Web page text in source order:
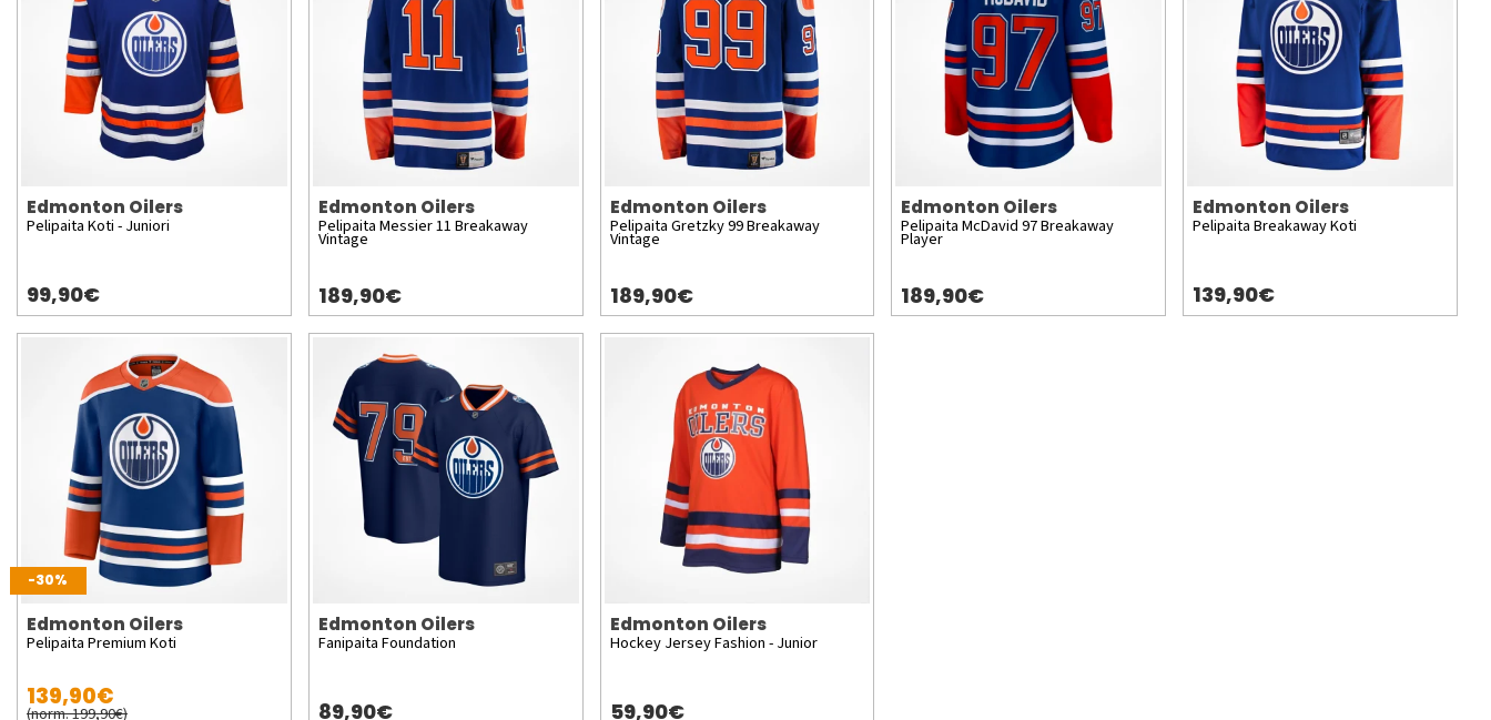
Edmonton Oilers
Pelipaita Koti - Juniori
99,90€
Edmonton Oilers
Pelipaita Messier 11 Breakaway
Vintage
189,90€
Edmonton Oilers
Pelipaita Gretzky 99 Breakaway
Vintage
189,90€
Edmonton Oilers
Pelipaita McDavid 97 Breakaway
Player
189,90€
Edmonton Oilers
Pelipaita Breakaway Koti
139,90€
-30%
Edmonton Oilers
Pelipaita Premium Koti
139,90€
(norm. 199,90€)
Edmonton Oilers
Fanipaita Foundation
89,90€
Edmonton Oilers
Hockey Jersey Fashion - Junior
59,90€